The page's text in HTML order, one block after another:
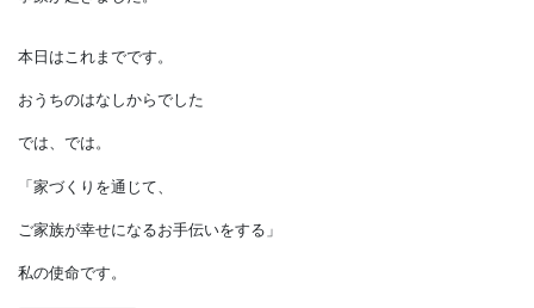
その後、
中越地震や東日本大震災では、
地盤面加速度は1000ガルを観測し、
激しい地震を経験する度に
耐震基準が確認されます。